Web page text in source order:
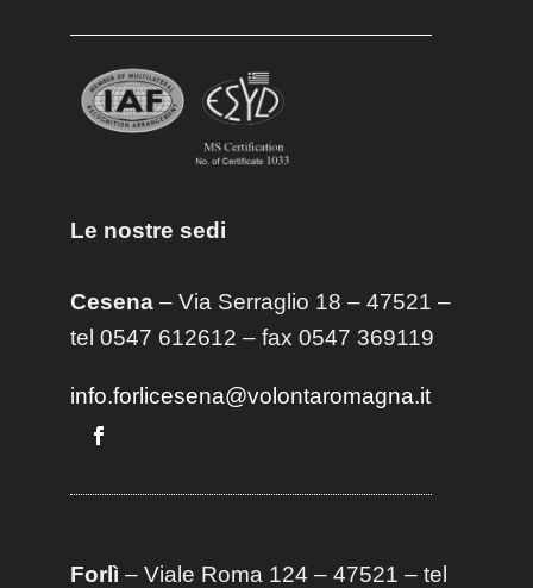
Le nostre sedi
Cesena– Via Serraglio 18 – 47521 –
tel 0547 612612 – fax 0547 369119
info.forlicesena@volontaromagna.it
Forlì – Viale Roma 124 – 47521 – tel